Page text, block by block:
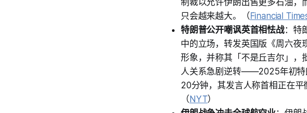
只会越来越大。（Financial
特朗普公开嘲讽英首相怯战：特
中的立场，转发英国版《周六夜
形象，并称其「不是丘吉尔」，
人关系急剧逆转——2025年初特
20分钟，其发言人称首相正在平
（NYT）